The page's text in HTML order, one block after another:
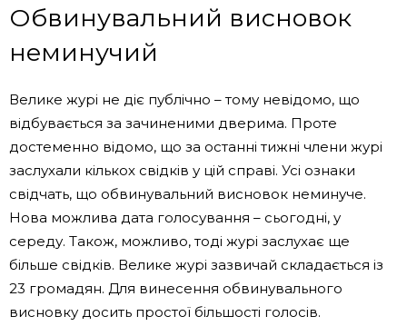
Обвинувальний висновок
неминучий
Велике журі не діє публічно – тому невідомо, що
відбувається за зачиненими дверима. Проте
достеменно відомо, що за останні тижні члени журі
заслухали кількох свідків у цій справі. Усі ознаки
свідчать, що обвинувальний висновок неминуче.
Нова можлива дата голосування – сьогодні, у
середу. Також, можливо, тоді журі заслухає ще
більше свідків. Велике журі зазвичай складається із
23 громадян. Для винесення обвинувального
висновку досить простої більшості голосів.